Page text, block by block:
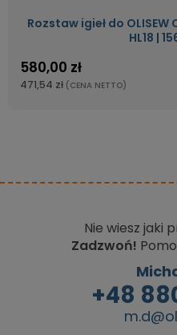
Rozstaw igieł do OLISEW
HL18 |
580,00 zł
471,54 zł (CENA NETTO)
Nie wiesz jaki
Zadzwoń!
+48